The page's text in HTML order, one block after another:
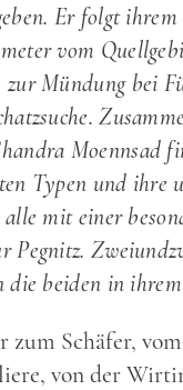
Er folgt
vom
Mündung bei
Moennsad
Typen und ihre
alle mit einer
Pegnitz.
die beiden in
zum Schäfer,
von der